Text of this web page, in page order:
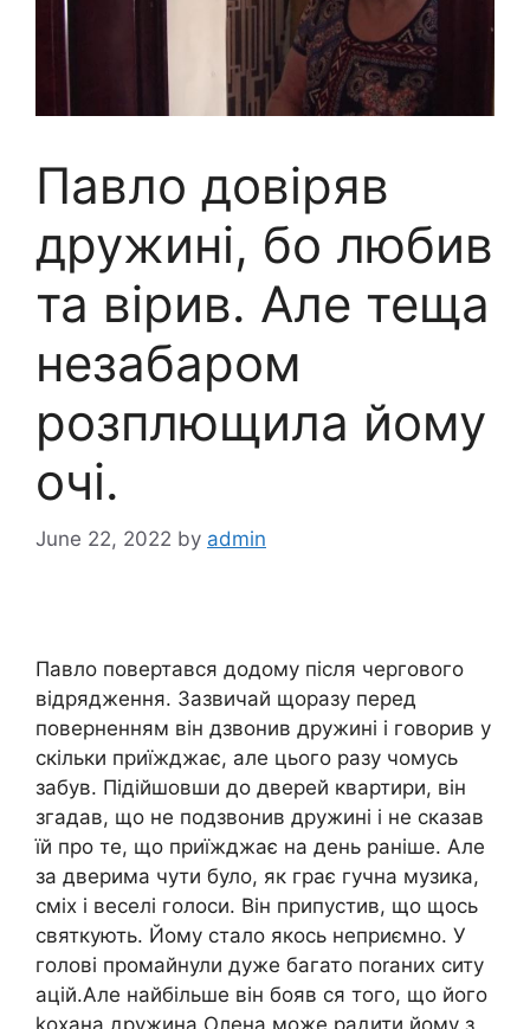
Павло довіряв
дружині, бо любив
та вірив. Але теща
незабаром
розплющила йому
очі.
June 22, 2022 by admin
Павло повертався додому після чергового
відрядження. Зазвичай щоразу перед
поверненням він дзвонив дружині і говорив у
скільки приїжджає, але цього разу чомусь
забув. Підійшовши до дверей квартири, він
згадав, що не подзвонив дружині і не сказав
їй про те, що приїжджає на день раніше. Але
за дверима чути було, як грає гучна музика,
сміх і веселі голоси. Він припустив, що щось
святкують. Йому стало якось неприємно. У
голові промайнули дуже багато поrаних ситу
ацій.Але найбільше він бояв ся того, що його